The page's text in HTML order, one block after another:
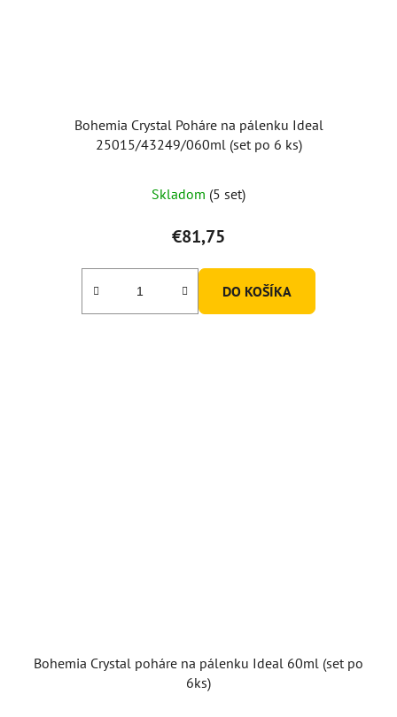
Bohemia Crystal Poháre na pálenku Ideal
25015/43249/060ml (set po 6 ks)
Skladom (5 set)
€81,75
DO KOŠÍKA
Bohemia Crystal poháre na pálenku Ideal 60ml (set po
6ks)